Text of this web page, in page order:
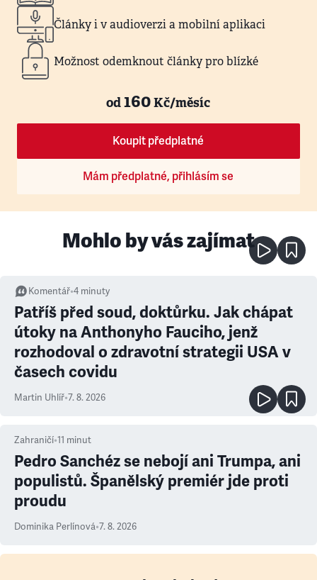
Články i v audioverzi a mobilní aplikaci
Možnost odemknout články pro blízké
od160Kč/měsíc
Koupit předplatné
Mám předplatné, přihlásím se
Mohlo by vás zajímat
Komentář•4 minuty
Patříš před soud, doktůrku. Jak chápat
útoky na Anthonyho Fauciho, jenž
rozhodoval o zdravotní strategii USA v
časech covidu
Martin Uhlíř•7. 8. 2026
Zahraničí•11 minut
Pedro Sanchéz se nebojí ani Trumpa, ani
populistů. Španělský premiér jde proti
proudu
Dominika Perlínová•7. 8. 2026